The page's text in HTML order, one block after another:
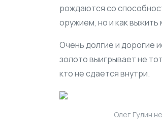
рождаются со
оружием, но и как
Очень долгие и дорогие
золото выигрывает не
кто не сдается внутри.
Олег Гулин